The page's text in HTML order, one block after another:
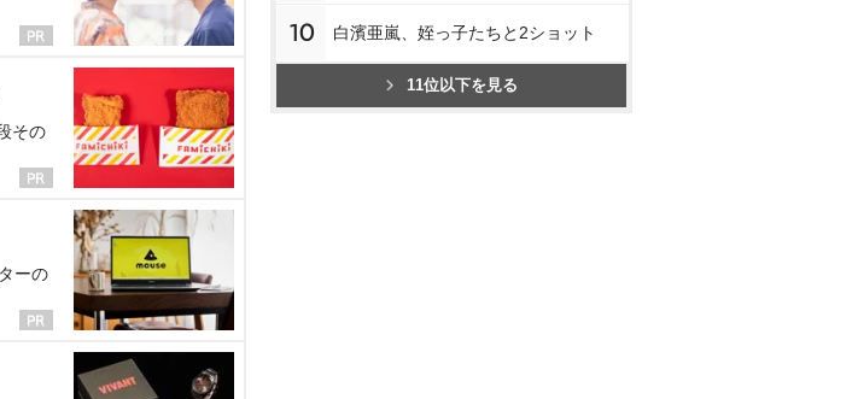
その
ーの
10 白濱亜嵐、姪っ子たちと2ショット
11位以下を見る